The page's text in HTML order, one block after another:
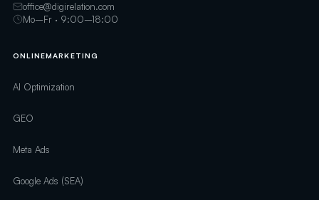
office@digirelation.com
Mo–Fr · 9:00–18:00
ONLINEMARKETING
AI Optimization
GEO
Meta Ads
Google Ads (SEA)